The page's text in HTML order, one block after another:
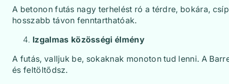
A betonon futás nagy terhelést ró a térdre, bokára,
hosszabb távon fenntarthatóak.
Izgalmas közösségi élmény
A futás, valljuk be, sokaknak monoton tud lenni. A
és feltöltődsz.